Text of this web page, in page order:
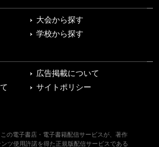
大会から探す
学校から探す
広告掲載について
サイトポリシー
の電子書店・電子書籍配信サービスが、著作
ツ使用許諾を得た正規版配信サービスである